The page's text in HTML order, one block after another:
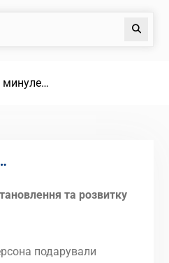
Пошук
минуле…
та розвитку
подарували